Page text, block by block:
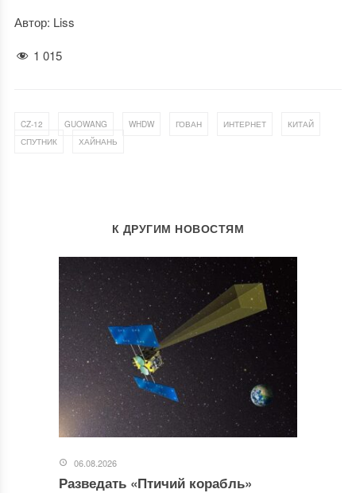
Автор: Liss
1 015
CZ-12 GUOWANG WHDW ГОВАН ИНТЕРНЕТ КИТАЙ
СПУТНИК ХАЙНАНЬ
К ДРУГИМ НОВОСТЯМ
06.08.2026
Разведать «Птичий корабль»